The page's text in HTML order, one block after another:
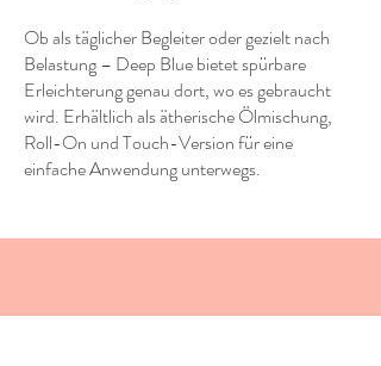
Ob als täglicher Begleiter oder gezielt nach
Belastung – Deep Blue bietet spürbare
Erleichterung genau dort, wo es gebraucht
wird. Erhältlich als ätherische Ölmischung,
Roll-On und Touch-Version für eine
einfache Anwendung unterwegs.